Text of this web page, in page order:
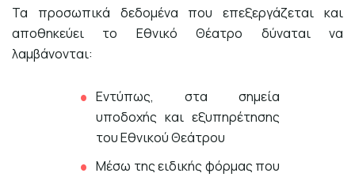
Τα προσωπικά δεδομένα που επεξεργάζεται και
αποθηκεύει το Εθνικό Θέατρο δύναται να
λαμβάνονται:
Εντύπως, στα σημεία
υποδοχής και εξυπηρέτησης
του Εθνικού Θεάτρου
Μέσω της ειδικής φόρμας που